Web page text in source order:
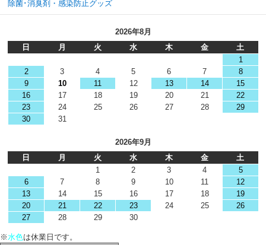
除菌･消臭剤・感染防止グッズ
2026年8月
日
月 火 水 木 金
土
1
2
3 4 5 6 7
8
9
10 11 12 13 14
15
16
17 18 19 20 21
22
23
24 25 26 27 28
29
30
31
2026年9月
日
月 火 水 木 金
土
1
2 3 4
5
6
7 8 9 10 11
12
13
14 15 16 17 18
19
20
21 22 23 24 25
26
27
28 29 30
※水色は休業日です。